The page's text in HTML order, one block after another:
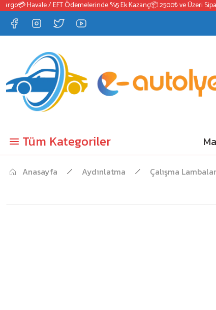
💳 Havale / EFT Ödemelerinde %5 Ek Kazanç📦 2500₺ ve Üzeri
Tüm Kategoriler
Anasayfa Aydınlatma Çalışma